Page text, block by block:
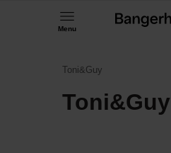
Menu
Toni&Guy
Toni&Guy